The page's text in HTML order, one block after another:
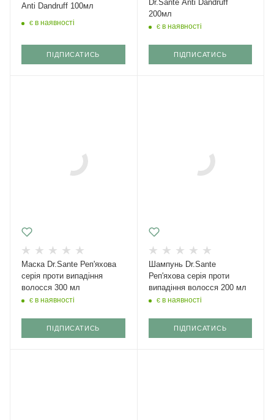
Anti Dandruff 100мл
є в наявності
ПІДПИСАТИСЬ
Dr.Sante Anti Dandruff
200мл
є в наявності
ПІДПИСАТИСЬ
Маска Dr.Sante Реп'яхова
серія проти випадіння
волосся 300 мл
є в наявності
ПІДПИСАТИСЬ
Шампунь Dr.Sante
Реп'яхова серія проти
випадіння волосся 200 мл
є в наявності
ПІДПИСАТИСЬ